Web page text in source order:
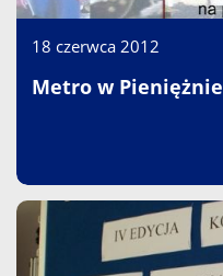
18 czerwca 2012
Metro w Pieniężnie